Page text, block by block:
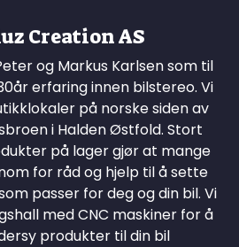
Creation AS
og Markus Karlsen som til
erfaring innen bilstereo. Vi
på norske siden av
i Halden Østfold. Stort
på lager gjør at mange
for råd og hjelp til å sette
passer for deg og din bil. Vi
med CNC maskiner for å
produkter til din bil